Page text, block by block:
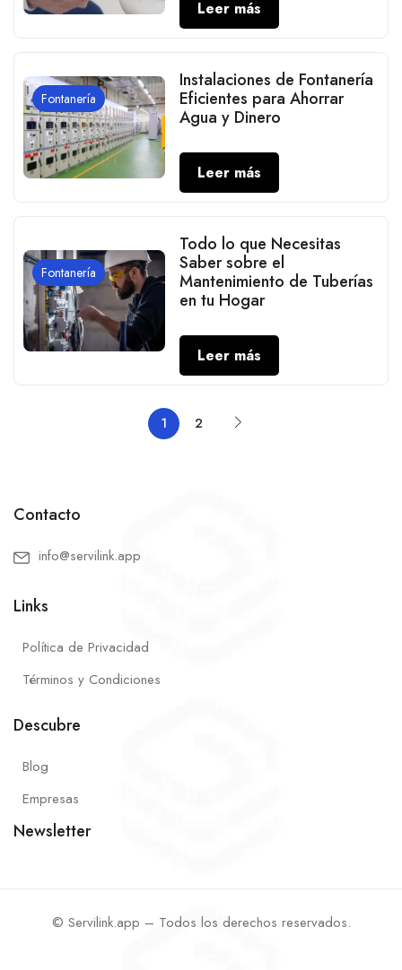
Leer más
Fontanería
Instalaciones de Fontanería
Eficientes para Ahorrar
Agua y Dinero
Leer más
Fontanería
Todo lo que Necesitas
Saber sobre el
Mantenimiento de Tuberías
en tu Hogar
Leer más
1 2
Contacto
info@servilink.app
Links
Política de Privacidad
Términos y Condiciones
Descubre
Blog
Empresas
Newsletter
© Servilink.app – Todos los derechos reservados.